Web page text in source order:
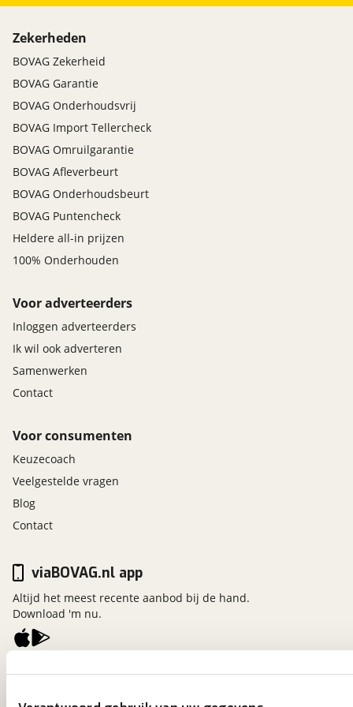
Zekerheden
BOVAG Zekerheid
BOVAG Garantie
BOVAG Onderhoudsvrij
BOVAG Import Tellercheck
BOVAG Omruilgarantie
BOVAG Afleverbeurt
BOVAG Onderhoudsbeurt
BOVAG Puntencheck
Heldere all-in prijzen
100% Onderhouden
Voor adverteerders
Inloggen adverteerders
Ik wil ook adverteren
Samenwerken
Contact
Voor consumenten
Keuzecoach
Veelgestelde vragen
Blog
Contact
viaBOVAG.nl
viaBOVAG.nl app
Altijd het meest recente aanbod bij de hand.
Download 'm nu.